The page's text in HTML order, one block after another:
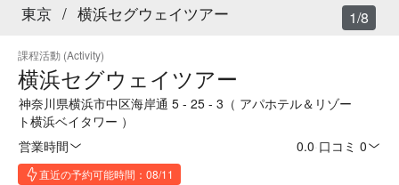
東京 / 横浜セグウェイツアー
課程活動 (Activity)
横浜セグウェイツアー
神奈川県横浜市中区海岸通 5 - 25 - 3（ アパホテル＆リゾー
ト横浜ベイタワー ）
営業時間
0.0 口コミ 0
直近の予約可能時間：08/11
1/8